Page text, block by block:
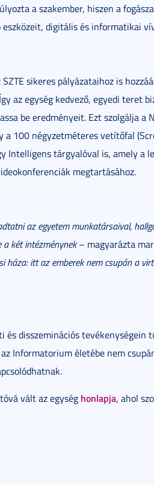
a szakember, hiszen a
eszközeit, digitális és informatikai
sikeres pályázataihoz is
az egység kedvező, egyedi teret
be eredményeit. Ezt szolgálja a
a 100 négyzetméteres vetítőfal
Intelligens tárgyalóval is, amely a
megtartásához.
az egyetem munkatársaival,
két intézménynek– magyarázta
háza: itt az emberek nem csupán a
és disszeminációs tevékenységein
Informatorium életébe nem
vált az egység honlapja, ahol